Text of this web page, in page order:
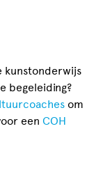
kunstonderwijs
begeleiding?
om
een COH